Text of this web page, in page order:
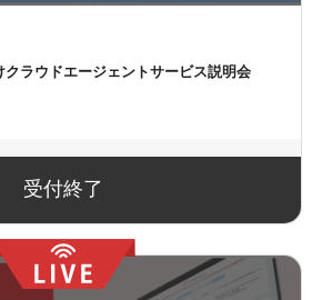
クラウドエージェントサービス説明会
受付終了